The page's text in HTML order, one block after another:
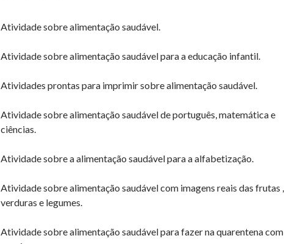
Atividade sobre alimentação saudável.
Atividade sobre alimentação saudável para a educação infantil.
Atividades prontas para imprimir sobre alimentação saudável.
Atividade sobre alimentação saudável de português, matemática e
ciências.
Atividade sobre a alimentação saudável para a alfabetização.
Atividade sobre alimentação saudável com imagens reais das frutas ,
verduras e legumes.
Atividade sobre alimentação saudável para fazer na quarentena com